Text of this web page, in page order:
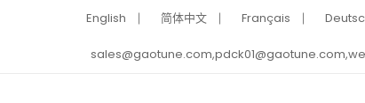
English 简体中文 Français